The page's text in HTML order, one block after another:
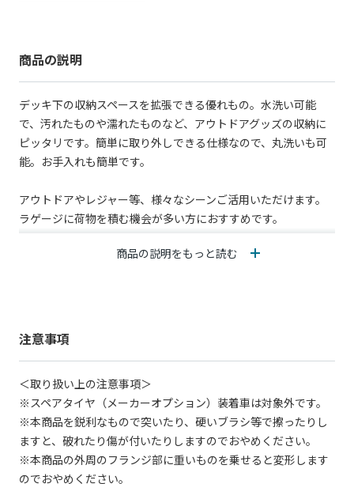
商品の説明
デッキ下の収納スペースを拡張できる優れもの。水洗い可能
で、汚れたものや濡れたものなど、アウトドアグッズの収納に
ピッタリです。簡単に取り外しできる仕様なので、丸洗いも可
能。お手入れも簡単です。
アウトドアやレジャー等、様々なシーンご活用いただけます。
ラゲージに荷物を積む機会が多い方におすすめです。
また、ラゲージアンダーストレージ内には、パンク修理キッ
同時装着がおすすめです。セット商品もご用意していますの
【商品詳細】
サイズ：約784.1mm×約870.6mm×約157mm
材質：樹脂(軟質オレフィン)
※1 パンク修理キット、コンプレッサー、三画表示板はトヨタ
商品の説明をもっと読む
注意事項
＜取り扱い上の注意事項＞
※スペアタイヤ（メーカーオプション）装着車は対象外です。
※本商品を鋭利なもので突いたり、硬いブラシ等で擦ったりし
ますと、破れたり傷が付いたりしますのでおやめください。
※本商品の外周のフランジ部に重いものを乗せると変形します
のでおやめください。